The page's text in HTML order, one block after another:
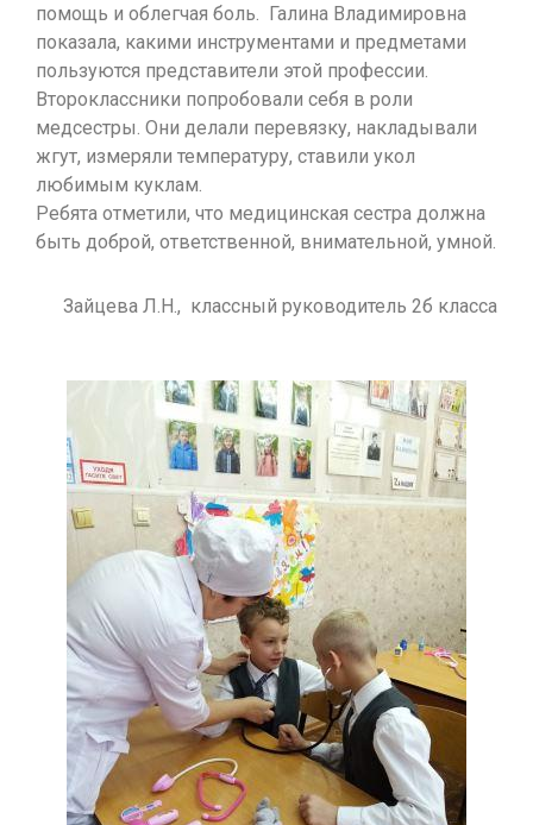
помощь и облегчая боль. Галина Владимировна
показала, какими инструментами и предметами
пользуются представители этой профессии.
Второклассники попробовали себя в роли
медсестры. Они делали перевязку, накладывали
жгут, измеряли температуру, ставили укол
любимым куклам.
Ребята отметили, что медицинская сестра должна
быть доброй, ответственной, внимательной, умной.
Зайцева Л.Н., классный руководитель 2б класса